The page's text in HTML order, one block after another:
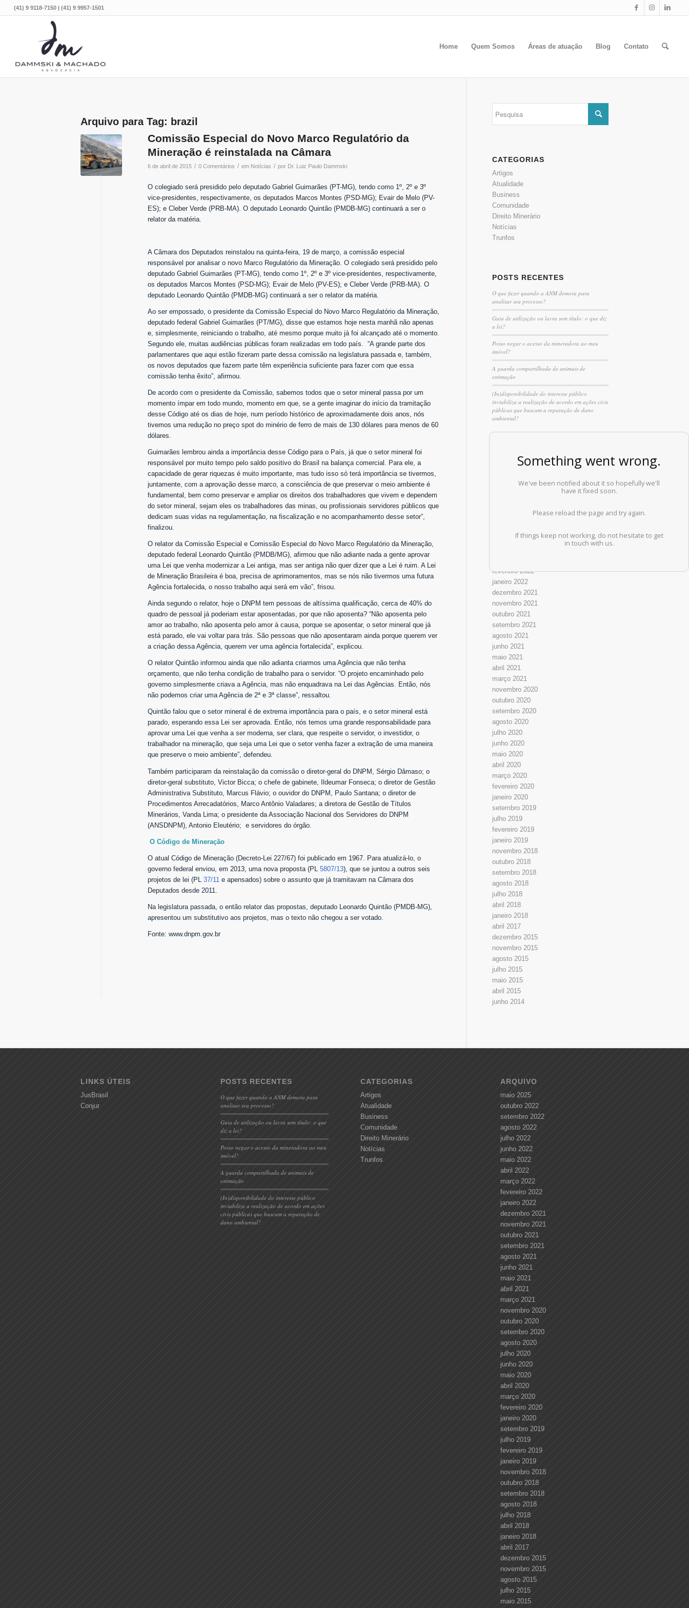
(41) 9 9118-7150 | (41) 9 9957-1501
Home Quem Somos Áreas de atuação Blog Contato
Arquivo para Tag: brazil
Comissão Especial do Novo Marco Regulatório da
Mineração é reinstalada na Câmara
6 de abril de 2015 / 0 Comentários / em Notícias / por Dr. Luiz Paulo Dammski
O colegiado será presidido pelo deputado Gabriel Guimarães (PT-MG), tendo como 1º, 2º e 3º
vice-presidentes, respectivamente, os deputados Marcos Montes (PSD-MG); Evair de Melo (PV-
ES); e Cleber Verde (PRB-MA). O deputado Leonardo Quintão (PMDB-MG) continuará a ser o
relator da matéria.
A Câmara dos Deputados reinstalou na quinta-feira, 19 de março, a comissão especial
responsável por analisar o novo Marco Regulatório da Mineração. O colegiado será presidido pelo
deputado Gabriel Guimarães (PT-MG), tendo como 1º, 2º e 3º vice-presidentes, respectivamente,
os deputados Marcos Montes (PSD-MG); Evair de Melo (PV-ES); e Cleber Verde (PRB-MA). O
deputado Leonardo Quintão (PMDB-MG) continuará a ser o relator da matéria.
Ao ser empossado, o presidente da Comissão Especial do Novo Marco Regulatório da Mineração,
deputado federal Gabriel Guimarães (PT/MG), disse que estamos hoje nesta manhã não apenas
e, simplesmente, reiniciando o trabalho, até mesmo porque muito já foi alcançado até o momento.
Segundo ele, muitas audiências públicas foram realizadas em todo país. “A grande parte dos
parlamentares que aqui estão fizeram parte dessa comissão na legislatura passada e, também,
os novos deputados que fazem parte têm experiência suficiente para fazer com que essa
comissão tenha êxito”, afirmou.
De acordo com o presidente da Comissão, sabemos todos que o setor mineral passa por um
momento ímpar em todo mundo, momento em que, se a gente imaginar do início da tramitação
desse Código até os dias de hoje, num período histórico de aproximadamente dois anos, nós
tivemos uma redução no preço spot do minério de ferro de mais de 130 dólares para menos de 60
dólares.
Guimarães lembrou ainda a importância desse Código para o País, já que o setor mineral foi
responsável por muito tempo pelo saldo positivo do Brasil na balança comercial. Para ele, a
capacidade de gerar riquezas é muito importante, mas tudo isso só terá importância se tivermos,
juntamente, com a aprovação desse marco, a consciência de que preservar o meio ambiente é
fundamental, bem como preservar e ampliar os direitos dos trabalhadores que vivem e dependem
do setor mineral, sejam eles os trabalhadores das minas, ou profissionais servidores públicos que
dedicam suas vidas na regulamentação, na fiscalização e no acompanhamento desse setor”,
finalizou.
O relator da Comissão Especial e Comissão Especial do Novo Marco Regulatório da Mineração,
deputado federal Leonardo Quintão (PMDB/MG), afirmou que não adiante nada a gente aprovar
uma Lei que venha modernizar a Lei antiga, mas ser antiga não quer dizer que a Lei é ruim. A Lei
de Mineração Brasileira é boa, precisa de aprimoramentos, mas se nós não tivermos uma futura
Agência fortalecida, o nosso trabalho aqui será em vão”, frisou.
Ainda segundo o relator, hoje o DNPM tem pessoas de altíssima qualificação, cerca de 40% do
quadro de pessoal já poderiam estar aposentadas, por que não aposenta? “Não aposenta pelo
amor ao trabalho, não aposenta pelo amor à causa, porque se aposentar, o setor mineral que já
está parado, ele vai voltar para trás. São pessoas que não aposentaram ainda porque querem ver
a criação dessa Agência, querem ver uma agência fortalecida”, explicou.
O relator Quintão informou ainda que não adianta criarmos uma Agência que não tenha
orçamento, que não tenha condição de trabalho para o servidor. “O projeto encaminhado pelo
governo simplesmente criava a Agência, mas não enquadrava na Lei das Agências. Então, nós
não podemos criar uma Agência de 2ª e 3ª classe”, ressaltou.
Quintão falou que o setor mineral é de extrema importância para o país, e o setor mineral está
parado, esperando essa Lei ser aprovada. Então, nós temos uma grande responsabilidade para
aprovar uma Lei que venha a ser moderna, ser clara, que respeite o servidor, o investidor, o
trabalhador na mineração, que seja uma Lei que o setor venha fazer a extração de uma maneira
que preserve o meio ambiente”, defendeu.
Também participaram da reinstalação da comissão o diretor-geral do DNPM, Sérgio Dâmaso; o
diretor-geral substituto, Victor Bicca; o chefe de gabinete, Ildeumar Fonseca; o diretor de Gestão
Administrativa Substituto, Marcus Flávio; o ouvidor do DNPM, Paulo Santana; o diretor de
Procedimentos Arrecadatórios, Marco Antônio Valadares; a diretora de Gestão de Títulos
Minerários, Vanda Lima; o presidente da Associação Nacional dos Servidores do DNPM
(ANSDNPM), Antonio Eleutério; e servidores do órgão.
O Código de Mineração
O atual Código de Mineração (Decreto-Lei 227/67) foi publicado em 1967. Para atualizá-lo, o
governo federal enviou, em 2013, uma nova proposta (PL 5807/13), que se juntou a outros seis
projetos de lei (PL 37/11 e apensados) sobre o assunto que já tramitavam na Câmara dos
Deputados desde 2011.
Na legislatura passada, o então relator das propostas, deputado Leonardo Quintão (PMDB-MG),
apresentou um substitutivo aos projetos, mas o texto não chegou a ser votado.
Fonte: www.dnpm.gov.br
CATEGORIAS
Artigos
Atualidade
Business
Comunidade
Direito Minerário
Notícias
Trunfos
POSTS RECENTES
O que fazer quando a ANM demora para
analisar seu processo?
Guia de utilização ou lavra sem título: o que diz
a lei?
Posso negar o acesso da mineradora ao meu
imóvel?
A guarda compartilhada de animais de
estimação
(In)disponibilidade do interesse público
inviabiliza a realização de acordo em ações civis
públicas que buscam a reparação de dano
ambiental?
ARQUIVOS
outubro 2022
maio 2022
fevereiro 2022
janeiro 2022
dezembro 2021
novembro 2021
outubro 2021
setembro 2021
agosto 2021
junho 2021
maio 2021
abril 2021
março 2021
novembro 2020
outubro 2020
setembro 2020
agosto 2020
julho 2020
junho 2020
maio 2020
abril 2020
março 2020
fevereiro 2020
janeiro 2020
setembro 2019
julho 2019
fevereiro 2019
janeiro 2019
novembro 2018
outubro 2018
setembro 2018
agosto 2018
julho 2018
abril 2018
janeiro 2018
abril 2017
dezembro 2015
novembro 2015
agosto 2015
julho 2015
maio 2015
abril 2015
junho 2014
LINKS ÚTEIS
JusBrasil
Conjur
POSTS RECENTES
O que fazer quando a ANM demora para
analisar seu processo?
Guia de utilização ou lavra sem título: o que
diz a lei?
Posso negar o acesso da mineradora ao meu
imóvel?
A guarda compartilhada de animais de
estimação
(In)disponibilidade do interesse público
inviabiliza a realização de acordo em ações
civis públicas que buscam a reparação de
dano ambiental?
CATEGORIAS
Artigos
Atualidade
Business
Comunidade
Direito Minerário
Notícias
Trunfos
ARQUIVO
maio 2025
outubro 2022
setembro 2022
agosto 2022
julho 2022
junho 2022
maio 2022
abril 2022
março 2022
fevereiro 2022
janeiro 2022
dezembro 2021
novembro 2021
outubro 2021
setembro 2021
agosto 2021
junho 2021
maio 2021
abril 2021
março 2021
novembro 2020
outubro 2020
setembro 2020
agosto 2020
julho 2020
junho 2020
maio 2020
abril 2020
março 2020
fevereiro 2020
janeiro 2020
setembro 2019
julho 2019
fevereiro 2019
janeiro 2019
novembro 2018
outubro 2018
setembro 2018
agosto 2018
julho 2018
abril 2018
janeiro 2018
abril 2017
dezembro 2015
novembro 2015
agosto 2015
julho 2015
maio 2015